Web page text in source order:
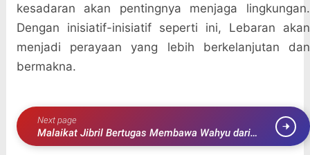
kesadaran akan pentingnya menjaga lingkungan.
Dengan inisiatif-inisiatif seperti ini, Lebaran akan
menjadi perayaan yang lebih berkelanjutan dan
bermakna.
Next page
Malaikat Jibril Bertugas Membawa Wahyu dari
Allah kepada Nabi Muhammad SAW